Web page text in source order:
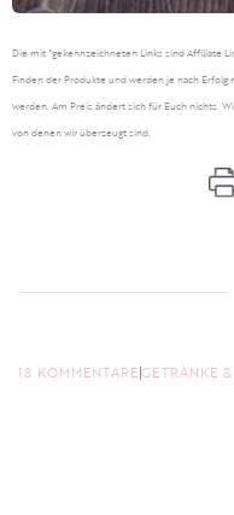
Die mit *gekennzeichneten Links sind Affiliate
Finden der Produkte und werden je nach
werden. Am Preis ändert sich für Euch nichts.
von denen wir überzeugt sind.
18 KOMMENTAREGETRÄNKE